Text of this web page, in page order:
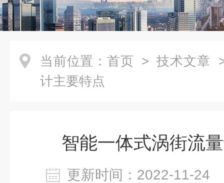
当前位置： 首页 > 技术文章
计主要特点
智能一体式涡街流
更新时间：2022-11-